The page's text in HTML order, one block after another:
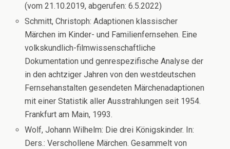
(vom 21.10.2019, abgerufen: 6.5.2022)
Schmitt, Christoph: Adaptionen klassischer
Märchen im Kinder- und Familienfernsehen. Eine
volkskundlich-filmwissenschaftliche
Dokumentation und genrespezifische Analyse der
in den achtziger Jahren von den westdeutschen
Fernsehanstalten gesendeten Märchenadaptionen
mit einer Statistik aller Ausstrahlungen seit 1954.
Frankfurt am Main, 1993.
Wolf, Johann Wilhelm: Die drei Königskinder. In:
Ders.: Verschollene Märchen. Gesammelt von